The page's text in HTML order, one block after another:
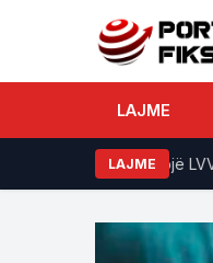
LAJME
LAJME
se do ta rrëzojë LVV-në